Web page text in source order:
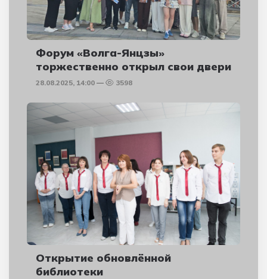
Форум «Волга-Янцзы»
торжественно открыл свои двери
28.08.2025, 14:00 3598
Открытие обновлённой
библиотеки